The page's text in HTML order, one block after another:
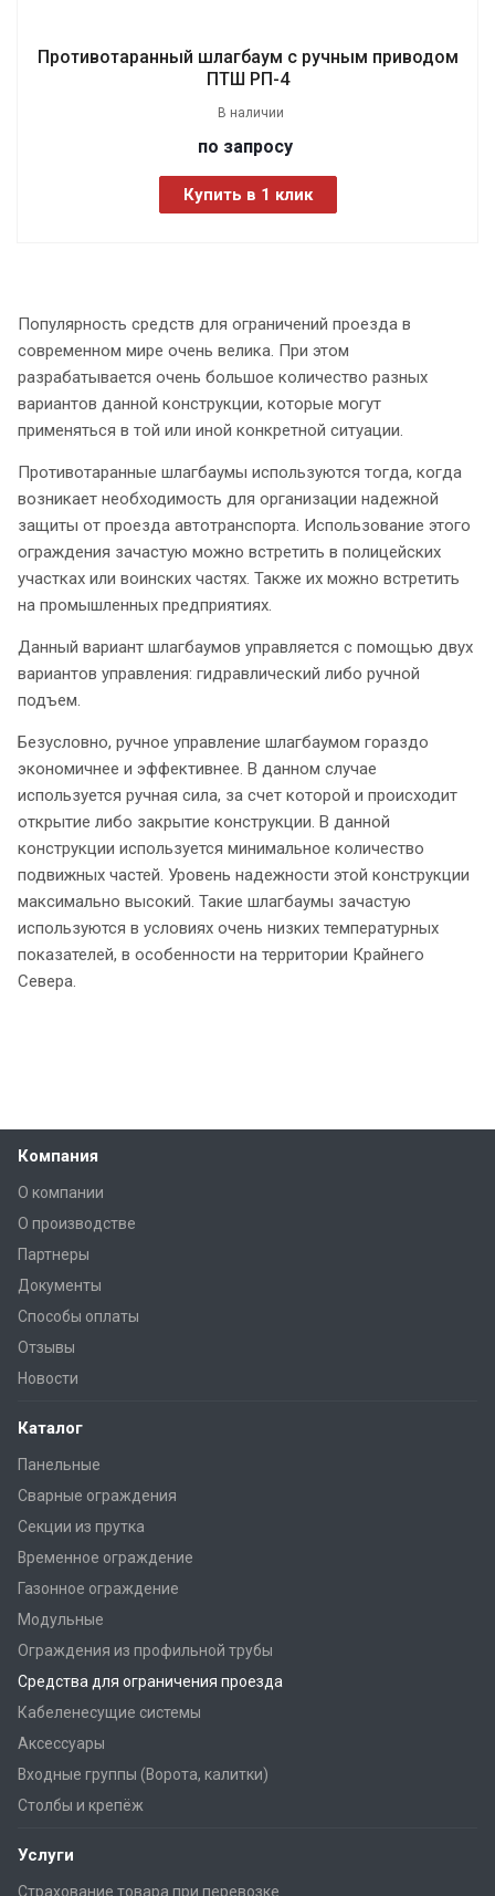
Противотаранный шлагбаум с ручным приводом
ПТШ РП-4
В наличии
по запросу
Купить в 1 клик
Популярность средств для ограничений проезда в
современном мире очень велика. При этом
разрабатывается очень большое количество разных
вариантов данной конструкции, которые могут
применяться в той или иной конкретной ситуации.
Противотаранные шлагбаумы используются тогда, когда
возникает необходимость для организации надежной
защиты от проезда автотранспорта. Использование этого
ограждения зачастую можно встретить в полицейских
участках или воинских частях. Также их можно встретить
на промышленных предприятиях.
Данный вариант шлагбаумов управляется с помощью двух
вариантов управления: гидравлический либо ручной
подъем.
Безусловно, ручное управление шлагбаумом гораздо
экономичнее и эффективнее. В данном случае
используется ручная сила, за счет которой и происходит
открытие либо закрытие конструкции. В данной
конструкции используется минимальное количество
подвижных частей. Уровень надежности этой конструкции
максимально высокий. Такие шлагбаумы зачастую
используются в условиях очень низких температурных
показателей, в особенности на территории Крайнего
Севера.
Компания
О компании
О производстве
Партнеры
Документы
Способы оплаты
Отзывы
Новости
Каталог
Панельные
Сварные ограждения
Секции из прутка
Временное ограждение
Газонное ограждение
Модульные
Ограждения из профильной трубы
Средства для ограничения проезда
Кабеленесущие системы
Аксессуары
Входные группы (Ворота, калитки)
Столбы и крепёж
Услуги
Страхование товара при перевозке